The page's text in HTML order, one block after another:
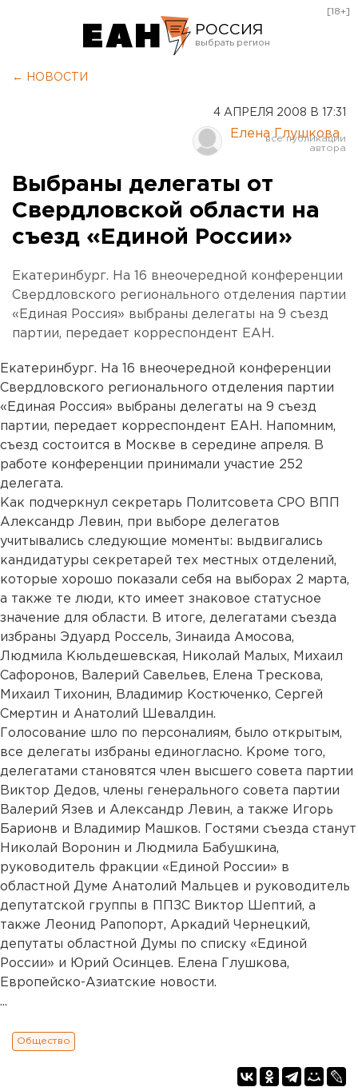
РОССИЯ
Курган
Оренбург
[18+]
← НОВОСТИ
4 АПРЕЛЯ 2008 В 17:31
Елена Глушкова
Выбраны делегаты от
Свердловской области на
съезд «Единой России»
Екатеринбург. На 16 внеочередной конференции
Свердловского регионального отделения партии
«Единая Россия» выбраны делегаты на 9 съезд
партии, передает корреспондент ЕАН.
Екатеринбург. На 16 внеочередной конференции
Свердловского регионального отделения партии
«Единая Россия» выбраны делегаты на 9 съезд
партии, передает корреспондент ЕАН. Напомним,
съезд состоится в Москве в середине апреля. В
работе конференции принимали участие 252
делегата.
Как подчеркнул секретарь Политсовета СРО ВПП
Александр Левин, при выборе делегатов
учитывались следующие моменты: выдвигались
кандидатуры секретарей тех местных отделений,
которые хорошо показали себя на выборах 2 марта,
а также те люди, кто имеет знаковое статусное
значение для области. В итоге, делегатами съезда
избраны Эдуард Россель, Зинаида Амосова,
Людмила Кюльдешевская, Николай Малых, Михаил
Сафоронов, Валерий Савельев, Елена Трескова,
Михаил Тихонин, Владимир Костюченко, Сергей
Смертин и Анатолий Шевалдин.
Голосование шло по персоналиям, было открытым,
все делегаты избраны единогласно. Кроме того,
делегатами становятся член высшего совета партии
Виктор Дедов, члены генерального совета партии
Валерий Язев и Александр Левин, а также Игорь
Барионв и Владимир Машков. Гостями съезда станут
Николай Воронин и Людмила Бабушкина,
руководитель фракции «Единой России» в
областной Думе Анатолий Мальцев и руководитель
депутатской группы в ППЗС Виктор Шептий, а
также Леонид Рапопорт, Аркадий Чернецкий,
депутаты областной Думы по списку «Единой
России» и Юрий Осинцев. Елена Глушкова,
Европейско-Азиатские новости.
...
Общество